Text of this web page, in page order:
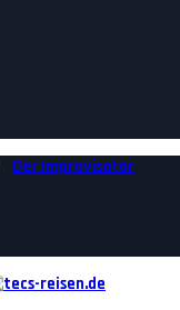
Der Improvisator